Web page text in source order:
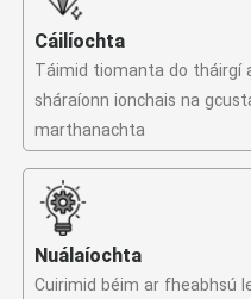
Cáilíochta
Táimid tiomanta do tháirgí
sháraíonn ionchais na
marthanachta
Nuálaíochta
Cuirimid béim ar fheabhsú